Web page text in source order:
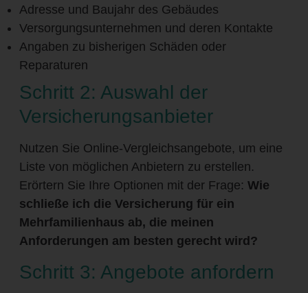
Adresse und Baujahr des Gebäudes
Versorgungsunternehmen und deren Kontakte
Angaben zu bisherigen Schäden oder
Reparaturen
Schritt 2: Auswahl der
Versicherungsanbieter
Nutzen Sie Online-Vergleichsangebote, um eine
Liste von möglichen Anbietern zu erstellen.
Erörtern Sie Ihre Optionen mit der Frage: Wie
schließe ich die Versicherung für ein
Mehrfamilienhaus ab, die meinen
Anforderungen am besten gerecht wird?
Schritt 3: Angebote anfordern